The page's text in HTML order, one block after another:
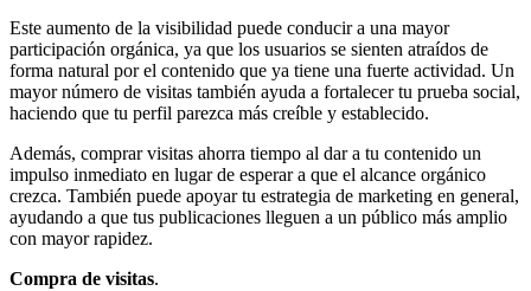
Este aumento de la visibilidad puede conducir a una mayor
participación orgánica, ya que los usuarios se sienten atraídos de
forma natural por el contenido que ya tiene una fuerte actividad. Un
mayor número de visitas también ayuda a fortalecer tu prueba social,
haciendo que tu perfil parezca más creíble y establecido.
Además, comprar visitas ahorra tiempo al dar a tu contenido un
impulso inmediato en lugar de esperar a que el alcance orgánico
crezca. También puede apoyar tu estrategia de marketing en general,
ayudando a que tus publicaciones lleguen a un público más amplio
con mayor rapidez.
Compra de visitas.